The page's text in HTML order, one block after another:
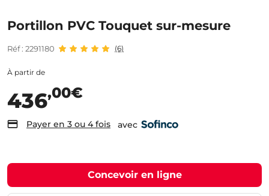
Portillon PVC Touquet sur-mesure
Réf : 2291180 (6)
À partir de
436,00€
Payer en 3 ou 4 fois avec
Concevoir en ligne